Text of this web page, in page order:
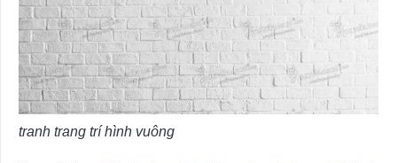
tranh trang trí hình vuông